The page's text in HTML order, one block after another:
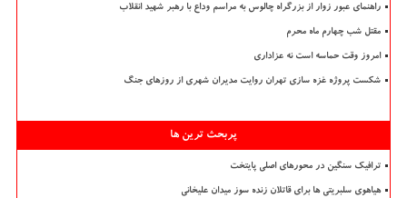
راهنمای عبور زوار از بزرگراه چالوس به مراسم وداع با رهبر شهید انقلاب
مقتل شب چهارم ماه محرم
امروز وقت حماسه است نه عزاداری
شکست پروژه غزه سازی تهران روایت مدیران شهری از روزهای جنگ
پربحث ترین ها
ترافیک سنگین در محورهای اصلی پایتخت
هیاهوی سلبریتی ها برای قاتلان زنده سوز میدان علیخانی